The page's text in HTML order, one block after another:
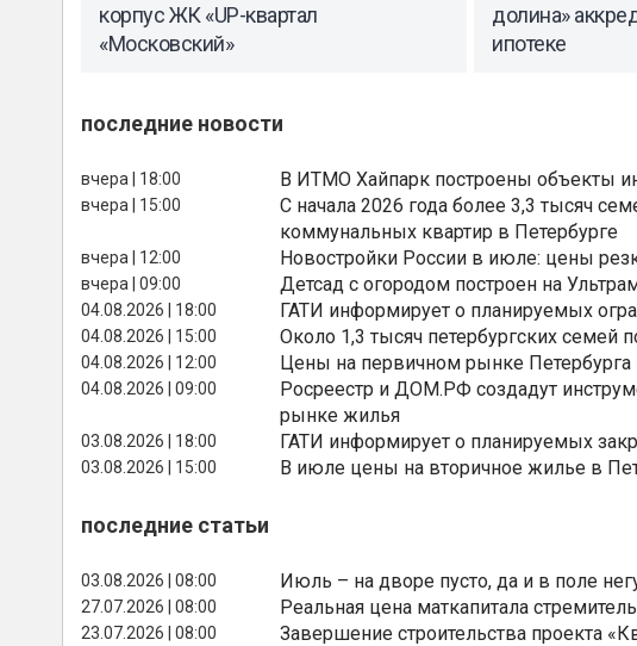
корпус ЖК «UP-квартал
«Московский»
долина»
ипотеке
последние новости
вчера | 18:00 В ИТМО Хайпарк построены объекты
вчера | 15:00
С начала 2026 года более 3,3 тысяч
коммунальных квартир в Петербурге
вчера | 12:00 Новостройки России в июле: цены
вчера | 09:00 Детсад с огородом построен на
04.08.2026 | 18:00 ГАТИ информирует о планируемых
04.08.2026 | 15:00 Около 1,3 тысяч петербургских семей
04.08.2026 | 12:00 Цены на первичном рынке Петербурга
04.08.2026 | 09:00
Росреестр и ДОМ.РФ создадут
рынке жилья
03.08.2026 | 18:00 ГАТИ информирует о планируемых
03.08.2026 | 15:00 В июле цены на вторичное жилье в
последние статьи
03.08.2026 | 08:00 Июль – на дворе пусто, да и в поле
27.07.2026 | 08:00 Реальная цена маткапитала
23.07.2026 | 08:00 Завершение строительства проекта